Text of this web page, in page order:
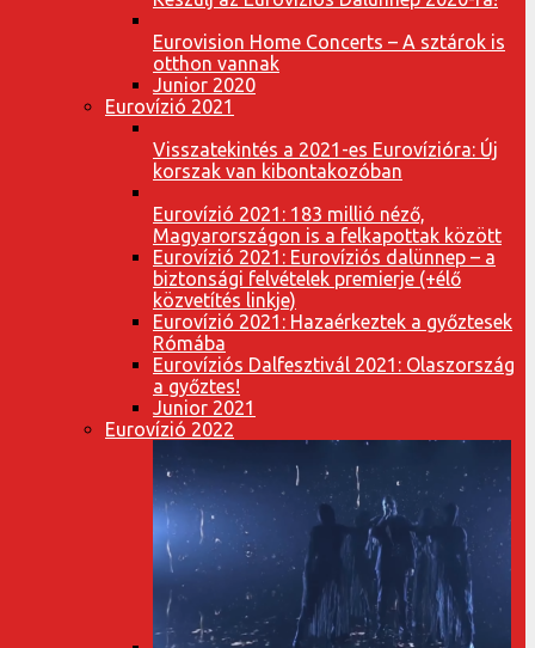
Eurovision Home Concerts – A sztárok is
otthon vannak
Junior 2020
Eurovízió 2021
Visszatekintés a 2021-es Eurovízióra: Új
korszak van kibontakozóban
Eurovízió 2021: 183 millió néző,
Magyarországon is a felkapottak között
Eurovízió 2021: Eurovíziós dalünnep – a
biztonsági felvételek premierje (+élő
közvetítés linkje)
Eurovízió 2021: Hazaérkeztek a győztesek
Rómába
Eurovíziós Dalfesztivál 2021: Olaszország
a győztes!
Junior 2021
Eurovízió 2022